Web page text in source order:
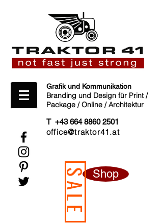
Grafik und Kommunikation
Branding und Design für Print /
Package / Online / Architektur
T +43 664 8860 2501
office@traktor41.at
Shop
SALE